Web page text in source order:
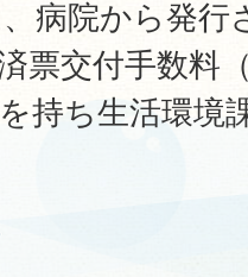
病院から発行
票交付手数料
持ち生活環境